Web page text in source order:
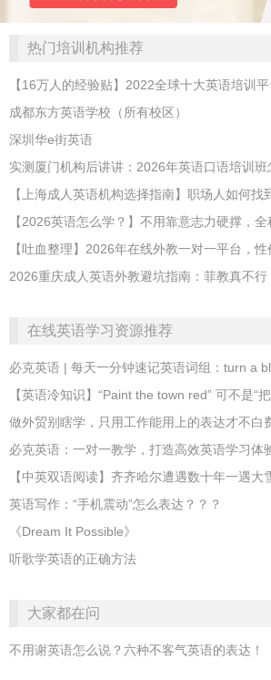
热门培训机构推荐
成都东方英语学校（所有校区）
深圳华e街英语
在线英语学习资源推荐
必克英语 | 每天一分钟速记英语词组：turn a
【英语冷知识】“Paint the town red” 可不是“
做外贸别瞎学，只用工作能用上的表达才不白
必克英语：一对一教学，打造高效英语学习体
【中英双语阅读】齐齐哈尔遭遇数十年一遇大
英语写作：“手机震动”怎么表达？？？
《Dream It Possible》
听歌学英语的正确方法
大家都在问
不用谢英语怎么说？六种不客气英语的表达！